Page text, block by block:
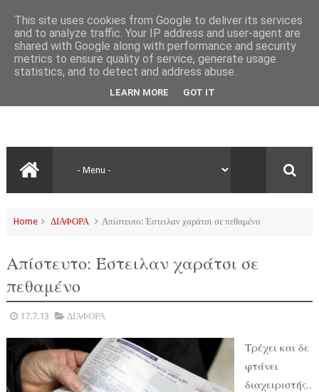
Home ΔΙΑΦΟΡΑ Απίστευτο: Έστειλαν χαράτσι σε πεθαμένο
Απίστευτο: Έστειλαν χαράτσι σε
πεθαμένο
17.7.13 ΔΙΑΦΟΡΑ
Τρέχει και δε
φτάνει
διαχειριστής..
This site uses cookies from Google to deliver its services
and to analyze traffic. Your IP address and user-agent are
shared with Google along with performance and security
metrics to ensure quality of service, generate usage
statistics, and to detect and address abuse.
LEARN MORE GOT IT